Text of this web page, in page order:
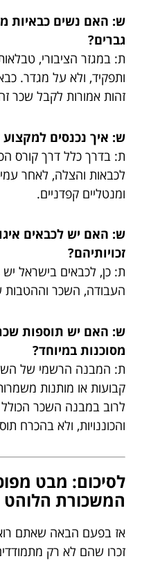
ש: האם נשים כבאיות
גברים?
ת: במגזר הציבורי,
ותפקיד, ולא על מגדר.
זהות אמורות לקבל שכר
ש: איך נכנסים למקצוע
ת: בדרך כלל דרך קורס
לכבאות והצלה, לאחר
ומנטליים קפדניים.
ש: האם יש לכבאים
זכויותיהם?
ת: כן, לכבאים בישראל יש
העבודה, השכר
ש: האם יש תוספות
מסוכנות במיוחד?
ת: המבנה הרשמי של
קבועות או מותנות
לרוב במבנה השכר
והכוננויות, ולא בהכרח
לסיכום: מבט
המשכורת הלוהט
אז בפעם הבאה שאתם
זכרו שהם לא רק